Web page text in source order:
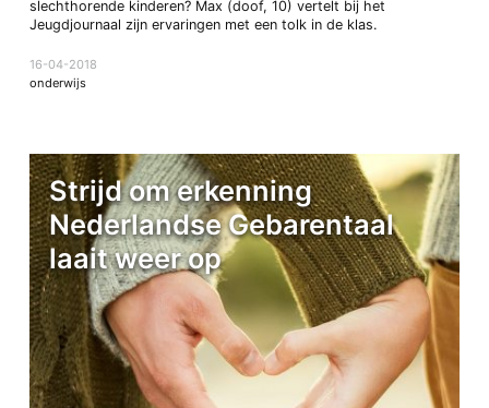
slechthorende kinderen? Max (doof, 10) vertelt bij het
Jeugdjournaal zijn ervaringen met een tolk in de klas.
16-04-2018
onderwijs
Strijd om erkenning
Nederlandse Gebarentaal
laait weer op